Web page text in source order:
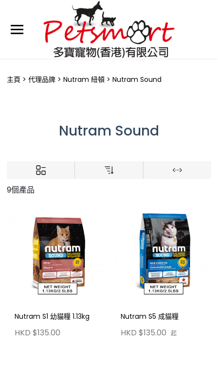
主頁 代理品牌 Nutram 紐頓 Nutram Sound
Nutram Sound
9個產品
Nutram S1 幼貓糧 1.13kg
HKD $135.00
Nutram S5 成貓糧
HKD $135.00 起